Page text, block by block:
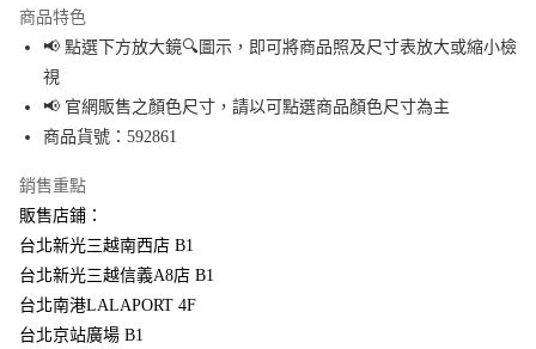
Apple Pay
街口支付
悠遊付
Google Pay
全盈+PAY
大哥付你分期
相關說明
【大哥付你分期使用說明】
1.本服務由台灣大哥大提供，台灣大哥大用戶可立即使用無須另外申請。
AFTEE先享後付
商品特色
📢 點選下方放大鏡🔍圖示，即可將商品照及尺寸表放大或縮小檢
視
📢 官網販售之顏色尺寸，請以可點選商品顏色尺寸為主
商品貨號：592861
銷售重點
販售店鋪：
台北新光三越南西店 B1
台北新光三越信義A8店 B1
台北南港LALAPORT 4F
台北京站廣場 B1